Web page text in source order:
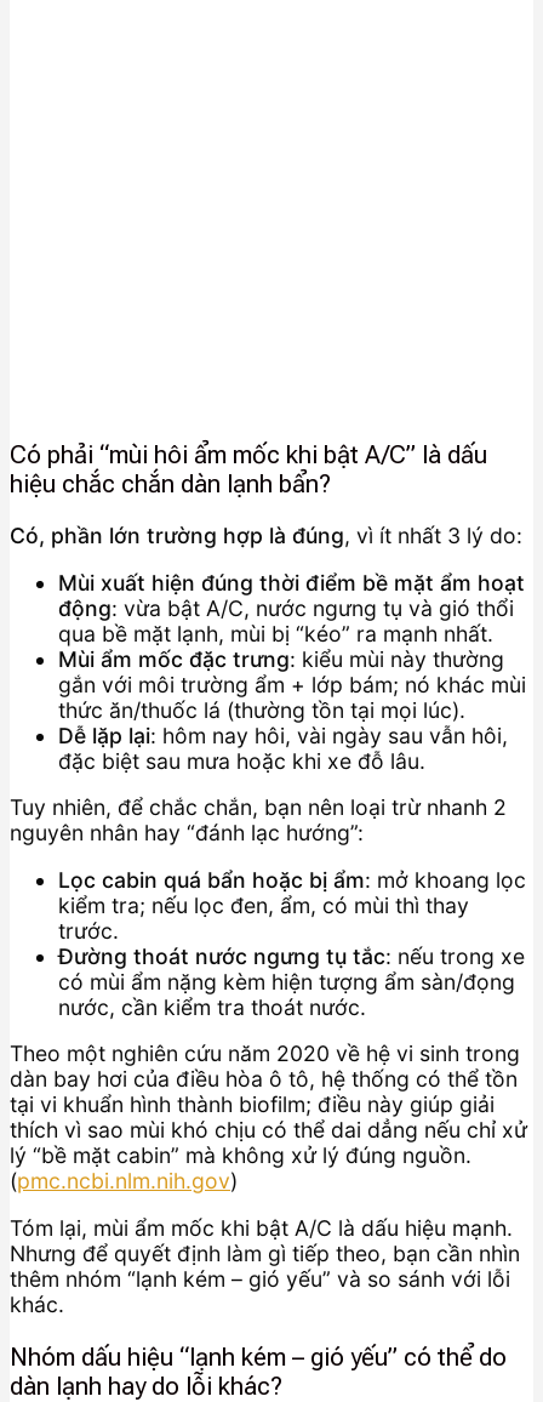
Có phải “mùi hôi ẩm mốc khi bật A/C” là dấu
hiệu chắc chắn dàn lạnh bẩn?
Có, phần lớn trường hợp là đúng, vì ít nhất 3 lý do:
Mùi xuất hiện đúng thời điểm bề mặt ẩm hoạt
động: vừa bật A/C, nước ngưng tụ và gió thổi
qua bề mặt lạnh, mùi bị “kéo” ra mạnh nhất.
Mùi ẩm mốc đặc trưng: kiểu mùi này thường
gắn với môi trường ẩm + lớp bám; nó khác mùi
thức ăn/thuốc lá (thường tồn tại mọi lúc).
Dễ lặp lại: hôm nay hôi, vài ngày sau vẫn hôi,
đặc biệt sau mưa hoặc khi xe đỗ lâu.
Tuy nhiên, để chắc chắn, bạn nên loại trừ nhanh 2
nguyên nhân hay “đánh lạc hướng”:
Lọc cabin quá bẩn hoặc bị ẩm: mở khoang lọc
kiểm tra; nếu lọc đen, ẩm, có mùi thì thay
trước.
Đường thoát nước ngưng tụ tắc: nếu trong xe
có mùi ẩm nặng kèm hiện tượng ẩm sàn/đọng
nước, cần kiểm tra thoát nước.
Theo một nghiên cứu năm 2020 về hệ vi sinh trong
dàn bay hơi của điều hòa ô tô, hệ thống có thể tồn
tại vi khuẩn hình thành biofilm; điều này giúp giải
thích vì sao mùi khó chịu có thể dai dẳng nếu chỉ xử
lý “bề mặt cabin” mà không xử lý đúng nguồn.
(pmc.ncbi.nlm.nih.gov)
Tóm lại, mùi ẩm mốc khi bật A/C là dấu hiệu mạnh.
Nhưng để quyết định làm gì tiếp theo, bạn cần nhìn
thêm nhóm “lạnh kém – gió yếu” và so sánh với lỗi
khác.
Nhóm dấu hiệu “lạnh kém – gió yếu” có thể do
dàn lạnh hay do lỗi khác?